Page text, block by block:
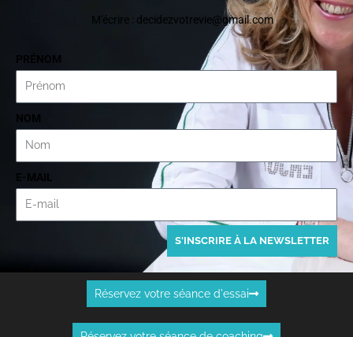
M'écrire : decidezvotrevie@gmail.com
PRÉNOM
NOM
E-MAIL
S'INSCRIRE À LA NEWSLETTER
Réservez votre séance d'essai